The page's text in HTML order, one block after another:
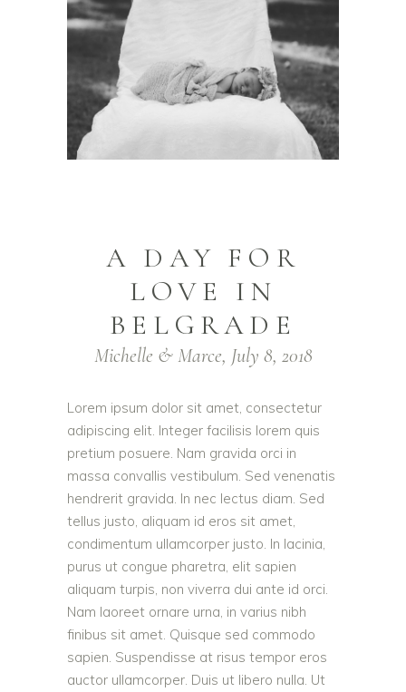
A DAY FOR
LOVE IN
BELGRADE
Michelle & Marce, July 8, 2018
Lorem ipsum dolor sit amet, consectetur
adipiscing elit. Integer facilisis lorem quis
pretium posuere. Nam gravida orci in
massa convallis vestibulum. Sed venenatis
hendrerit gravida. In nec lectus diam. Sed
tellus justo, aliquam id eros sit amet,
condimentum ullamcorper justo. In lacinia,
purus ut congue pharetra, elit sapien
aliquam turpis, non viverra dui ante id orci.
Nam laoreet ornare urna, in varius nibh
finibus sit amet. Quisque sed commodo
sapien. Suspendisse at risus tempor eros
auctor ullamcorper. Duis ut libero nulla. Ut